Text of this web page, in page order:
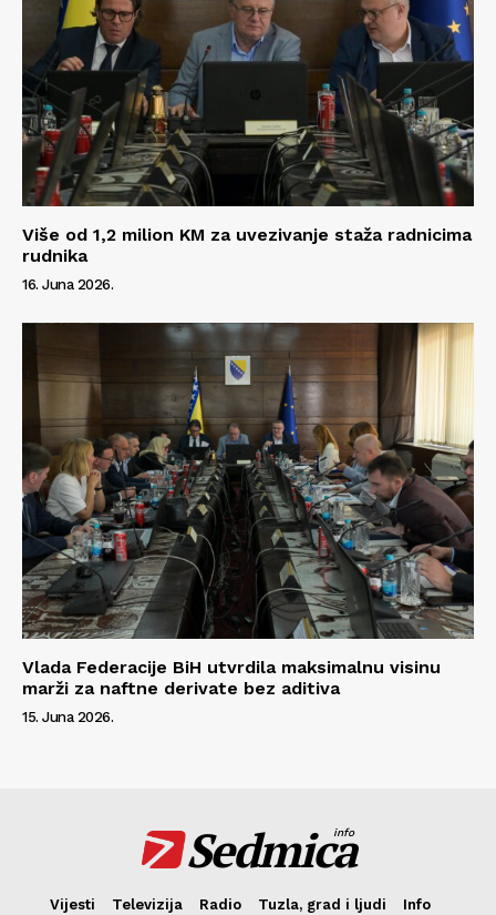
Više od 1,2 milion KM za uvezivanje staža radnicima
rudnika
16. Juna 2026.
Vlada Federacije BiH utvrdila maksimalnu visinu
marži za naftne derivate bez aditiva
15. Juna 2026.
Sedmica
info
Vijesti Televizija Radio Tuzla, grad i ljudi
Info